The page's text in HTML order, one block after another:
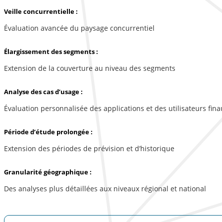
Veille concurrentielle :
Évaluation avancée du paysage concurrentiel
Élargissement des segments :
Extension de la couverture au niveau des segments
Analyse des cas d’usage :
Évaluation personnalisée des applications et des utilisateurs
Période d’étude prolongée :
Extension des périodes de prévision et d’historique
Granularité géographique :
Des analyses plus détaillées aux niveaux régional et national